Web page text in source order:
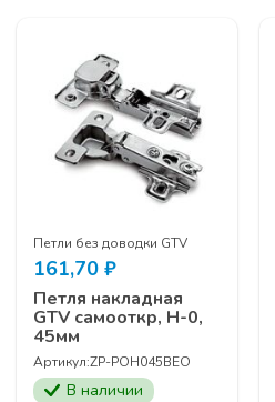
Петли без доводки GTV
161,70 ₽
Петля накладная
GTV самооткр, Н-0,
45мм
Артикул:ZP-POH045ВEO
В наличии